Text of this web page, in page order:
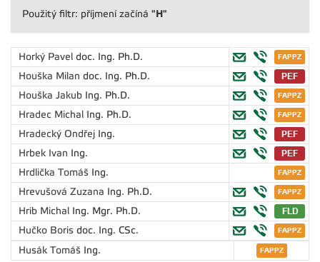
Použitý filtr: příjmení začíná "H"
Horký Pavel doc. Ing. Ph.D.
Houška Milan doc. Ing. Ph.D.
Houška Jakub Ing. Ph.D.
Hradec Michal Ing. Ph.D.
Hradecký Ondřej Ing.
Hrbek Ivan Ing.
Hrdlička Tomáš Ing.
Hrevušová Zuzana Ing. Ph.D.
Hrib Michal Ing. Mgr. Ph.D.
Hučko Boris doc. Ing. CSc.
Husák Tomáš Ing.